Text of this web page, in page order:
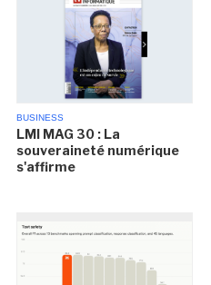
BUSINESS
LMI MAG 30 : La
souveraineté numérique
s'affirme